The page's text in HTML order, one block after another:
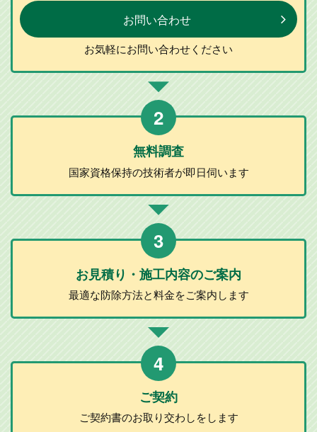
お問い合わせ
お気軽にお問い合わせください
2
無料調査
国家資格保持の技術者が即日伺います
3
お見積り・施工内容のご案内
最適な防除方法と料金をご案内します
4
ご契約
ご契約書のお取り交わしをします